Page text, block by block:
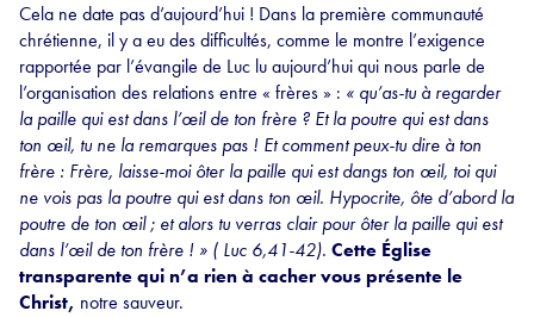
Cela ne date pas d’aujourd’hui ! Dans la première communauté
chrétienne, il y a eu des difficultés, comme le montre l’exigence
rapportée par l’évangile de Luc lu aujourd’hui qui nous parle de
l’organisation des relations entre « frères » : « qu’as-tu à regarder
la paille qui est dans l’œil de ton frère ? Et la poutre qui est dans
ton œil, tu ne la remarques pas ! Et comment peux-tu dire à ton
frère : Frère, laisse-moi ôter la paille qui est dangs ton œil, toi qui
ne vois pas la poutre qui est dans ton œil. Hypocrite, ôte d’abord la
poutre de ton œil ; et alors tu verras clair pour ôter la paille qui est
dans l’œil de ton frère ! » ( Luc 6,41-42). Cette Église
transparente qui n’a rien à cacher vous présente le
Christ, notre sauveur.